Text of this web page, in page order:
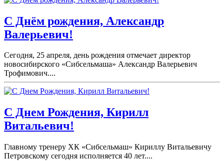
С Днём рождения, Александр
Валерьевич!
Сегодня, 25 апреля, день рождения отмечает директор
новосибирского «Сибсельмаша» Александр Валерьевич
Трофимович....
С Днем Рождения, Кирилл
Витальевич!
Главному тренеру ХК «Сибсельмаш» Кириллу Витальевичу
Петровскому сегодня исполняется 40 лет....